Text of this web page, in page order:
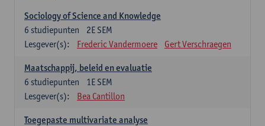
Sociology of Science and Knowledge
2E SEM
6 studiepunten
Lesgever(s):
Frederic Vandermoere Gert Verschraegen
Maatschappij, beleid en evaluatie
1E SEM
6 studiepunten
Lesgever(s):
Bea Cantillon
Toegepaste multivariate analyse